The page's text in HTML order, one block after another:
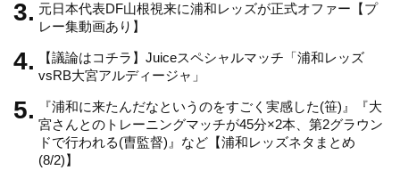
n
e
元日本代表DF山根視来に浦和レッズが正式オファー【プ
レー集動画あり】
【議論はコチラ】Juiceスペシャルマッチ「浦和レッズ
vsRB大宮アルディージャ」
『浦和に来たんだなというのをすごく実感した(笹)』『大
宮さんとのトレーニングマッチが45分×2本、第2グラウン
ドで行われる(曺監督)』など【浦和レッズネタまとめ
(8/2)】